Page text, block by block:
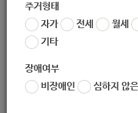
주거형태
자가
전세 월세
기타
장애여부
비장애인
심하지 않
앞서 정부는 지난 3월 30일
나19에 따른 어려움을 겪는
｢긴급재난지원금｣ 도입방안을
긴급재난지원금의 큰 골격은
로 4인가구 기준 100만원을 지